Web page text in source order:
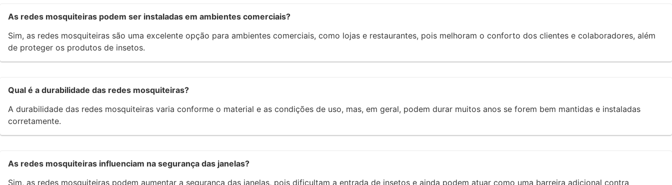
As redes mosquiteiras podem ser instaladas em ambientes comerciais?
Sim, as redes mosquiteiras são uma excelente opção para ambientes comerciais, como lojas e restaurantes, pois melhoram o conforto dos clientes e colaboradores, além
de proteger os produtos de insetos.
Qual é a durabilidade das redes mosquiteiras?
A durabilidade das redes mosquiteiras varia conforme o material e as condições de uso, mas, em geral, podem durar muitos anos se forem bem mantidas e instaladas
corretamente.
As redes mosquiteiras influenciam na segurança das janelas?
Sim, as redes mosquiteiras podem aumentar a segurança das janelas, pois dificultam a entrada de insetos e ainda podem atuar como uma barreira adicional contra